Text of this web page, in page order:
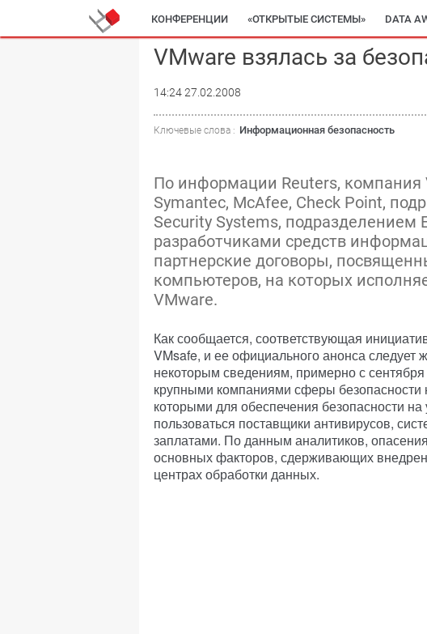
КОНФЕРЕНЦИИ «ОТКРЫТЫЕ СИСТЕМЫ» DATA
VMware взялась за
14:24 27.02.2008
Ключевые слова : Информационная безопасность
По информации Reuters, компания
Symantec, McAfee, Check Point,
Security Systems, подразделением
разработчиками средств
партнерские договоры,
компьютеров, на которых
VMware.
Как сообщается, соответствующая
VMsafe, и ее официального анонса
некоторым сведениям, примерно с
крупными компаниями сферы безопасности
которыми для обеспечения безопасности на
пользоваться поставщики антивирусов,
заплатами. По данным аналитиков,
основных факторов, сдерживающих
центрах обработки данных.